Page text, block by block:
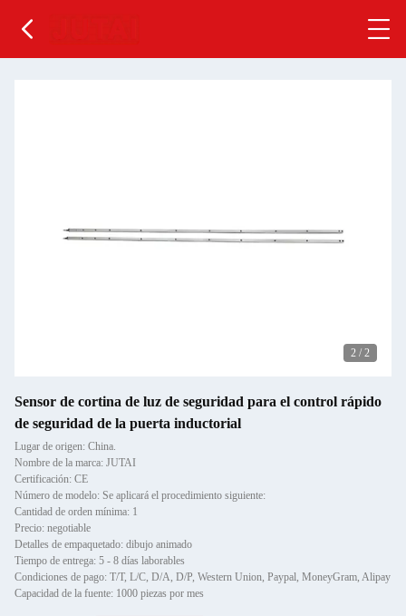
2 / 2
Sensor de cortina de luz de seguridad para el control rápido
de seguridad de la puerta inductorial
Lugar de origen: China.
Nombre de la marca: JUTAI
Certificación: CE
Número de modelo: Se aplicará el procedimiento siguiente:
Cantidad de orden mínima: 1
Precio: negotiable
Detalles de empaquetado: dibujo animado
Tiempo de entrega: 5 - 8 días laborables
Condiciones de pago: T/T, L/C, D/A, D/P, Western Union, Paypal, MoneyGram, Alipay
Capacidad de la fuente: 1000 piezas por mes